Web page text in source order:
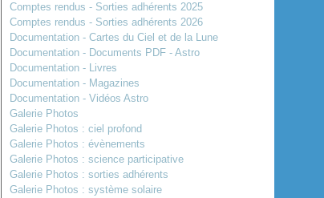
Comptes rendus - Sorties adhérents 2025
Comptes rendus - Sorties adhérents 2026
Documentation - Cartes du Ciel et de la Lune
Documentation - Documents PDF - Astro
Documentation - Livres
Documentation - Magazines
Documentation - Vidéos Astro
Galerie Photos
Galerie Photos : ciel profond
Galerie Photos : évènements
Galerie Photos : science participative
Galerie Photos : sorties adhérents
Galerie Photos : système solaire